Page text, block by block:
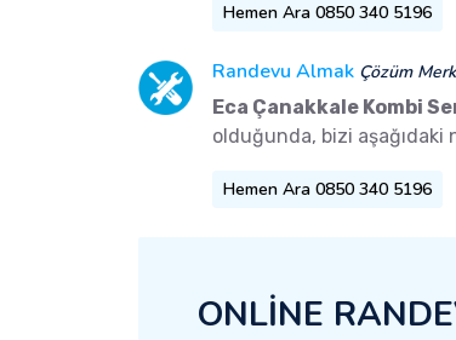
Hemen Ara 0850 340 5196
Randevu Almak Çözüm
Eca Çanakkale Kombi
olduğunda, bizi
Hemen Ara 0850 340 5196
ONLİNE